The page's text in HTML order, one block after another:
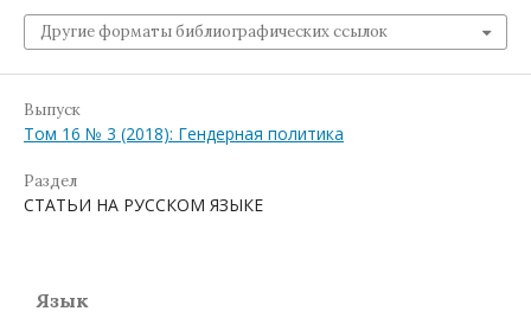
Другие форматы библиографических ссылок
Выпуск
Том 16 № 3 (2018): Гендерная политика
Раздел
СТАТЬИ НА РУССКОМ ЯЗЫКЕ
Язык